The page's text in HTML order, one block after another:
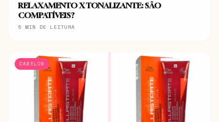
RELAXAMENTO X TONALIZANTE: SÃO
COMPATÍVEIS?
5 MIN DE LEITURA
CABELOS